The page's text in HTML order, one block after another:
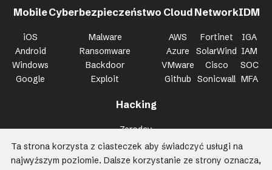
Mobile
iOS
Android
Windows
Google
Cyberbezpieczeństwo
Malware
Ransomware
Backdoor
Exploit
Cloud
AWS
Azure
VMware
Github
Network
Fortinet
SolarWind
Cisco
Sonicwall
IDM
IGA
IAM
SOC
MFA
Hacking
Zeroday
Bypass
Trojan
Ta strona korzysta z ciasteczek aby świadczyć usługi na
najwyższym poziomie. Dalsze korzystanie ze strony oznacza,